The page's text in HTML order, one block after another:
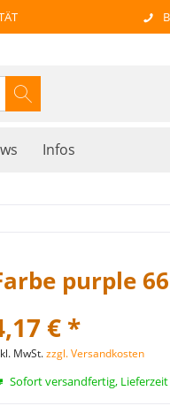
Infos
purple
€ *
MwSt.zzgl. Versandkosten
Sofort versandfertig, Lieferzeit